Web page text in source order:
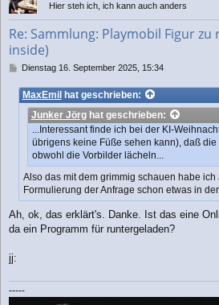
Hier steh ich, ich kann auch anders
Re: Sammlung: Playmobil Figur zu
inside)
B
i
t
Dienstag 16. September 2025, 15:34
MaxEmil hat geschrieben:
Junker Jörghat geschrieben:
...Interessant finde ich bei der KI-
übrigens keine Füße sehen kann), daß
obwohl die Vorbilder lächeln...
Also das mit dem grimmig schauen habe
Formulierung der Anfrage schon etwas in
Ah, ok, das erklärt's. Danke. Ist das eine
da ein Programm für runtergeladen?
jj:
-----